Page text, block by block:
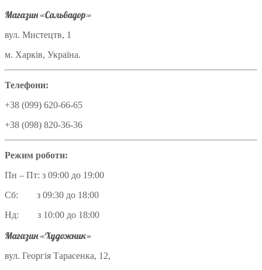
Магазин «Сальвадор»
вул. Мистецтв, 1
м. Харків, Україна.
Телефони:
+38 (099) 620-66-65
+38 (098) 820-36-36
Режим роботи:
Пн – Пт: з 09:00 до 19:00
Сб: з 09:30 до 18:00
Нд: з 10:00 до 18:00
Магазин «Художник»
вул. Георгія Тарасенка, 12,